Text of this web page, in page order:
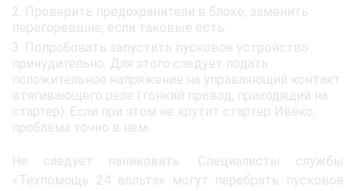
Проверить предохранители в блоке, заменить
перегоревшие, если таковые есть.
Попробовать запустить пусковое устройство
принудительно. Для этого следует подать
положительное напряжение на управляющий контакт
втягивающего реле (тонкий провод, приходящий на
стартер). Если при этом не крутит стартер Ивеко,
проблема точно в нем.
Не следует паниковать. Специалисты службы
«Техпомощь 24 вольта» могут перебрать пусковое